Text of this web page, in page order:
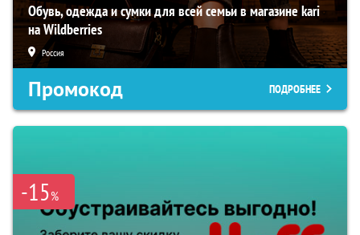
Обувь, одежда и сумки для всей семьи в магазине kari
на Wildberries
Россия
Промокод ПОДРОБНЕЕ
-15%